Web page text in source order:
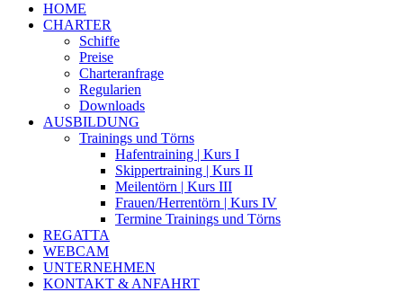
HOME
CHARTER
Schiffe
Preise
Charteranfrage
Regularien
Downloads
AUSBILDUNG
Trainings und Törns
Hafentraining | Kurs I
Skippertraining | Kurs II
Meilentörn | Kurs III
Frauen/Herrentörn | Kurs IV
Termine Trainings und Törns
REGATTA
WEBCAM
UNTERNEHMEN
KONTAKT & ANFAHRT